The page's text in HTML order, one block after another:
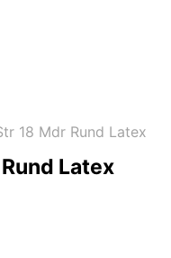
18 Mdr Rund Latex
Latex